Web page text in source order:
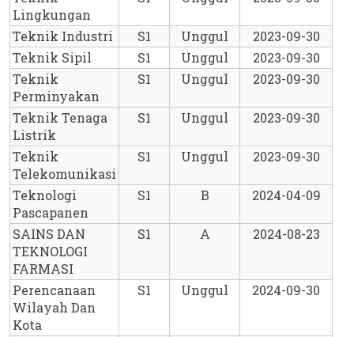
Lingkungan
Teknik Industri S1 Unggul
2023-09-30
Teknik Sipil
S1 Unggul
2023-09-30
Teknik
Perminyakan
S1 Unggul 2023-09-30
Teknik Tenaga
Listrik
S1 Unggul 2023-09-30
Teknik
Telekomunikasi
S1 Unggul 2023-09-30
Teknologi
Pascapanen
S1 B 2024-04-09
SAINS DAN
TEKNOLOGI
FARMASI
S1 A 2024-08-23
Perencanaan
Wilayah Dan
Kota
S1 Unggul 2024-09-30